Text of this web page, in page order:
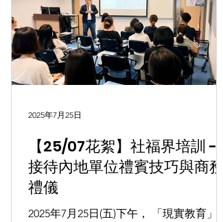
【25/07花絮】社福界培訓 -
接待內地單位禮賓技巧與商務
禮儀
2025年7月25日(五)下午， 「現實教育」創
2025年7月25日